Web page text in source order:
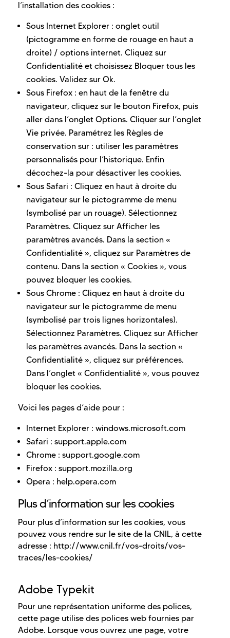
l’installation des cookies :
Sous Internet Explorer : onglet outil
(pictogramme en forme de rouage en haut a
droite) / options internet. Cliquez sur
Confidentialité et choisissez Bloquer tous les
cookies. Validez sur Ok.
Sous Firefox : en haut de la fenêtre du
navigateur, cliquez sur le bouton Firefox, puis
aller dans l’onglet Options. Cliquer sur l’onglet
Vie privée. Paramétrez les Règles de
conservation sur : utiliser les paramètres
personnalisés pour l’historique. Enfin
décochez-la pour désactiver les cookies.
Sous Safari : Cliquez en haut à droite du
navigateur sur le pictogramme de menu
(symbolisé par un rouage). Sélectionnez
Paramètres. Cliquez sur Afficher les
paramètres avancés. Dans la section «
Confidentialité », cliquez sur Paramètres de
contenu. Dans la section « Cookies », vous
pouvez bloquer les cookies.
Sous Chrome : Cliquez en haut à droite du
navigateur sur le pictogramme de menu
(symbolisé par trois lignes horizontales).
Sélectionnez Paramètres. Cliquez sur Afficher
les paramètres avancés. Dans la section «
Confidentialité », cliquez sur préférences.
Dans l’onglet « Confidentialité », vous pouvez
bloquer les cookies.
Voici les pages d’aide pour :
Internet Explorer : windows.microsoft.com
Safari : support.apple.com
Chrome : support.google.com
Firefox : support.mozilla.org
Opera : help.opera.com
Plus d’information sur les cookies
Pour plus d’information sur les cookies, vous
pouvez vous rendre sur le site de la CNIL, à cette
adresse : http://www.cnil.fr/vos-droits/vos-
traces/les-cookies/
Adobe Typekit
Pour une représentation uniforme des polices,
cette page utilise des polices web fournies par
Adobe. Lorsque vous ouvrez une page, votre